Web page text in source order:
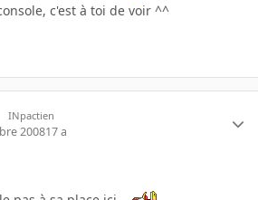
c'est à toi de voir ^^
INpactien
200817 a